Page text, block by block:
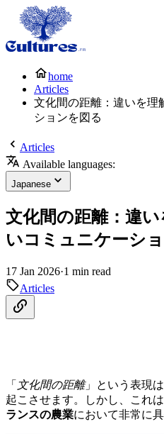
home
Articles
文化間の距離：違いを理
ションを図る
Articles
Available languages:
Japanese
文化間の距離：違
いコミュニケーシ
17 Jan 2026·1 min read
Articles
「 文化間の距離」という表現
起こさせます。しかし、これ
ランスの農業において非常に